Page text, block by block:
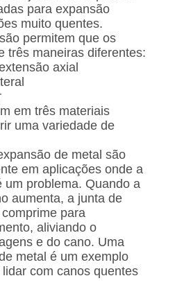
para expansão
muito quentes.
permitem que os
três maneiras diferentes:
axial
em três materiais
uma variedade de
de metal são
em aplicações onde a
um problema. Quando a
aumenta, a junta de
para
aliviando o
e do cano. Uma
metal é um exemplo
com canos quentes